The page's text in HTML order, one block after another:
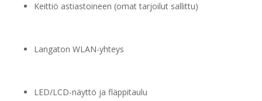
Keittiö astiastoineen (omat tarjoilut sallittu)
Langaton WLAN-yhteys
LED/LCD-näyttö ja fläppitaulu